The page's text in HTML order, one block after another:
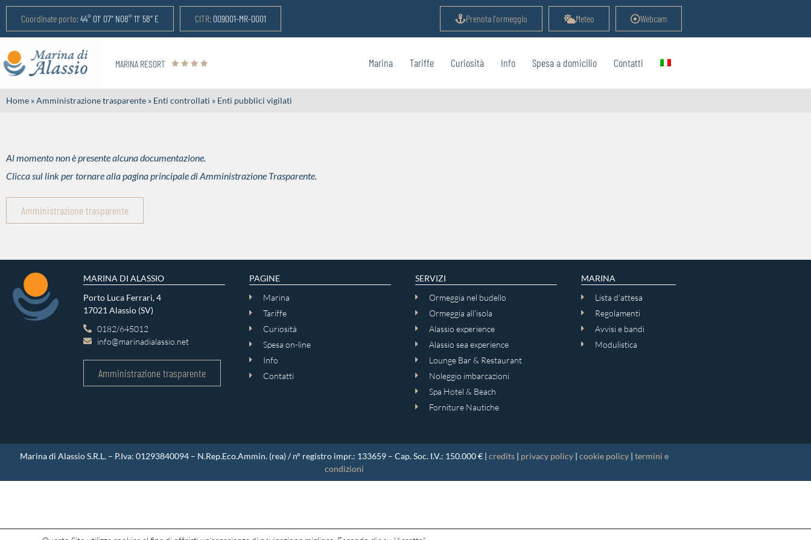
Coordinate porto:44° 01′ 07″ N08° 11′ 58″ E CITR: 009001-MR-0001 Prenota l'ormeggio Meteo Webcam
MARINA RESORT Marina Tariffe Curiosità Info Spesa a domicilio Contatti
Home »Amministrazione trasparente » Enti controllati » Enti pubblici vigilati
Al momento non è presente alcuna documentazione.
Clicca sul link per tornare alla pagina principale di Amministrazione Trasparente.
Amministrazione trasparente
MARINA DI ALASSIO
Porto Luca Ferrari, 4
17021 Alassio (SV)
0182/645012
info@marinadialassio.net
Amministrazione trasparente
PAGINE
Marina
Tariffe
Curiosità
Spesa on-line
Info
Contatti
SERVIZI
Ormeggia nel budello
Ormeggia all'isola
Alassio experience
Alassio sea experience
Lounge Bar & Restaurant
Noleggio imbarcazioni
Spa Hotel & Beach
Forniture Nautiche
MARINA
Lista d'attesa
Regolamenti
Avvisi e bandi
Modulistica
Marina di Alassio S.R.L. – P.Iva: 01293840094 – N.Rep.Eco.Ammin. (rea) / n° registro impr.: 133659 – Cap. Soc. I.V.: 150.000 € | credits| privacy policy| cookie policy| termini e
condizioni